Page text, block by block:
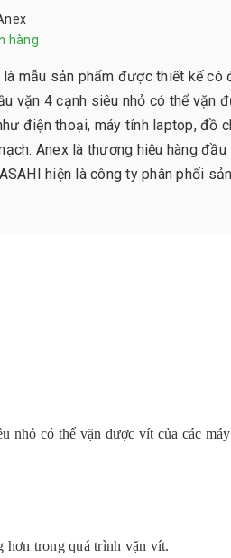
hàng
mẫu sản phẩm được thiết kế có
vặn 4 cạnh siêu nhỏ có thể vặn
điện thoại, máy tính laptop, đồ
Anex là thương hiệu hàng đầu
hiện là công ty phân phối
nhỏ có thể vặn được vít của các
hơn trong quá trình vặn vít.